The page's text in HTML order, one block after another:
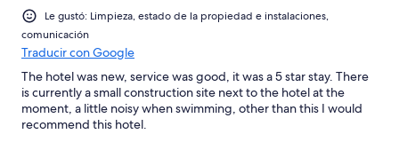
Le gustó: Limpieza, estado de la propiedad e instalaciones,
comunicación
Traducir con Google
The hotel was new, service was good, it was a 5 star stay. There
is currently a small construction site next to the hotel at the
moment, a little noisy when swimming, other than this I would
recommend this hotel.